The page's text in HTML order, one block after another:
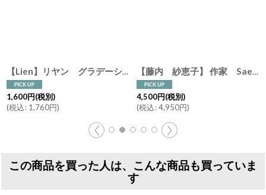
[3930168]
【Lien】リヤン グラデーション マグカップ ピンク グレー ターコイズ 陶器 磁器
1,600円(税別)
(税込: 1,760円)
【藤内 紗恵子】 作家 Saeko Fujiuchi マグカップ カップ ガラス釉 磁器 手作り 陶芸家
4,500円(税別)
(税込:4,950円)
この商品を買った人は、こんな商品も買っていま
す